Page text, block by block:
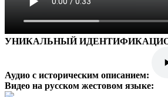
УНИКАЛЬНЫЙ
Аудио с историческим описанием:
Видео на русском жестовом языке: